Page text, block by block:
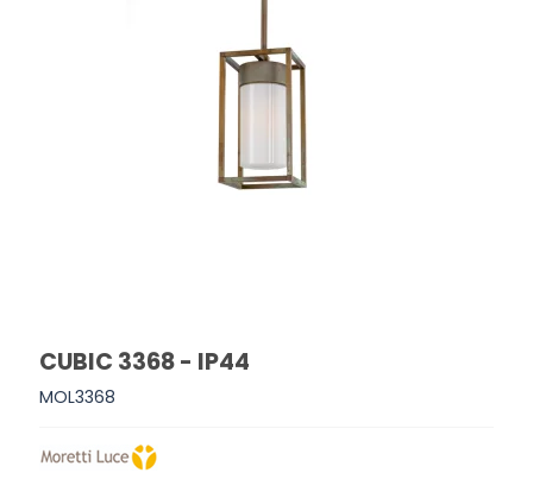
CUBIC 3368 - IP44
MOL3368